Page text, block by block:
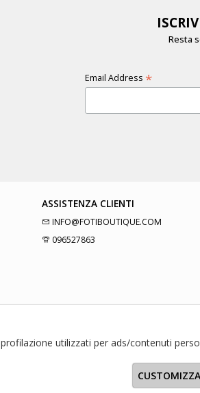
Resta
Email Address *
ASSISTENZA CLIENTI
INFO@FOTIBOUTIQUE.COM
096527863
utilizzati per ads/contenuti